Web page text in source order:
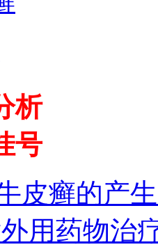
析
号
皮癣的产
外用药物治